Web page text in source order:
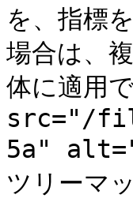
を、指標
場合は、
体に適用
src="/
5a"
ツリーマ